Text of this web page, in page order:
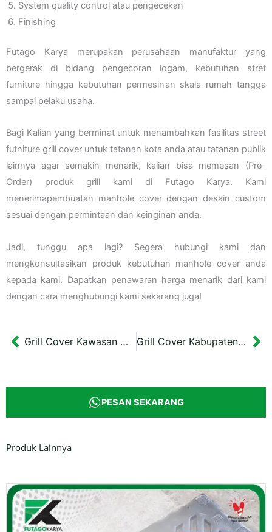
System quality control atau pengecekan
Finishing
Futago Karya merupakan perusahaan manufaktur yang
bergerak di bidang pengecoran logam, kebutuhan stret
furniture hingga kebutuhan permesinan skala rumah tangga
sampai pelaku usaha.
Bagi Kalian yang berminat untuk menambahkan fasilitas street
futniture grill cover untuk tatanan kota anda atau tatanan publik
lainnya agar semakin menarik, kalian bisa memesan (Pre-
Order) produk grill kami di Futago Karya. Kami
menerimapembuatan manhole cover dengan desain custom
sesuai dengan permintaan dan keinginan anda.
Jadi, tunggu apa lagi? Segera hubungi kami dan
mengkonsultasikan produk kebutuhan manhole cover anda
kepada kami. Dapatkan penawaran harga menarik dari kami
dengan cara menghubungi kami sekarang juga!
Prev Grill Cover Kawasan Wisata MBK Kota Blitar Grill Cover Kabupaten Kudus Persegi
PESAN SEKARANG
Produk Lainnya